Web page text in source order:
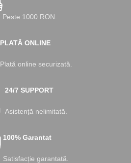
Peste 1000 RON.
PLATĂ ONLINE
Plată online securizată.
24/7 SUPPORT
Asistență nelimitată.
100% Garantat
Satisfacție garantată.